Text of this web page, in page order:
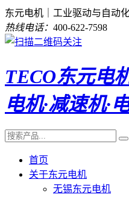
东元电机｜工业驱动与自动
热线电话： 400-622-7598
TECO东元电
电机·减速机·
首页
关于东元电机
无锡东元电机